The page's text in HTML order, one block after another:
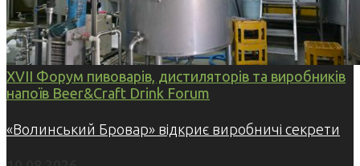
XVII Форум пивоварів, дистиляторів та виробників
напоїв Beer&Craft Drink Forum
«Волинський Бровар» відкриє виробничі секрети